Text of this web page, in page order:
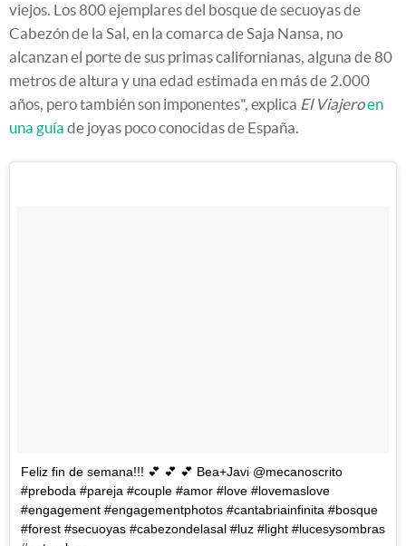
viejos. Los 800 ejemplares del bosque de secuoyas de
Cabezón de la Sal, en la comarca de Saja Nansa, no
alcanzan el porte de sus primas californianas, alguna de 80
metros de altura y una edad estimada en más de 2.000
años, pero también son imponentes", explica El Viajeroen
una guía de joyas poco conocidas de España.
Feliz fin de semana!!! 💕 💕 💕 Bea+Javi @mecanoscrito
#preboda #pareja #couple #amor #love #lovemaslove
#engagement #engagementphotos #cantabriainfinita #bosque
#forest #secuoyas #cabezondelasal #luz #light #lucesysombras